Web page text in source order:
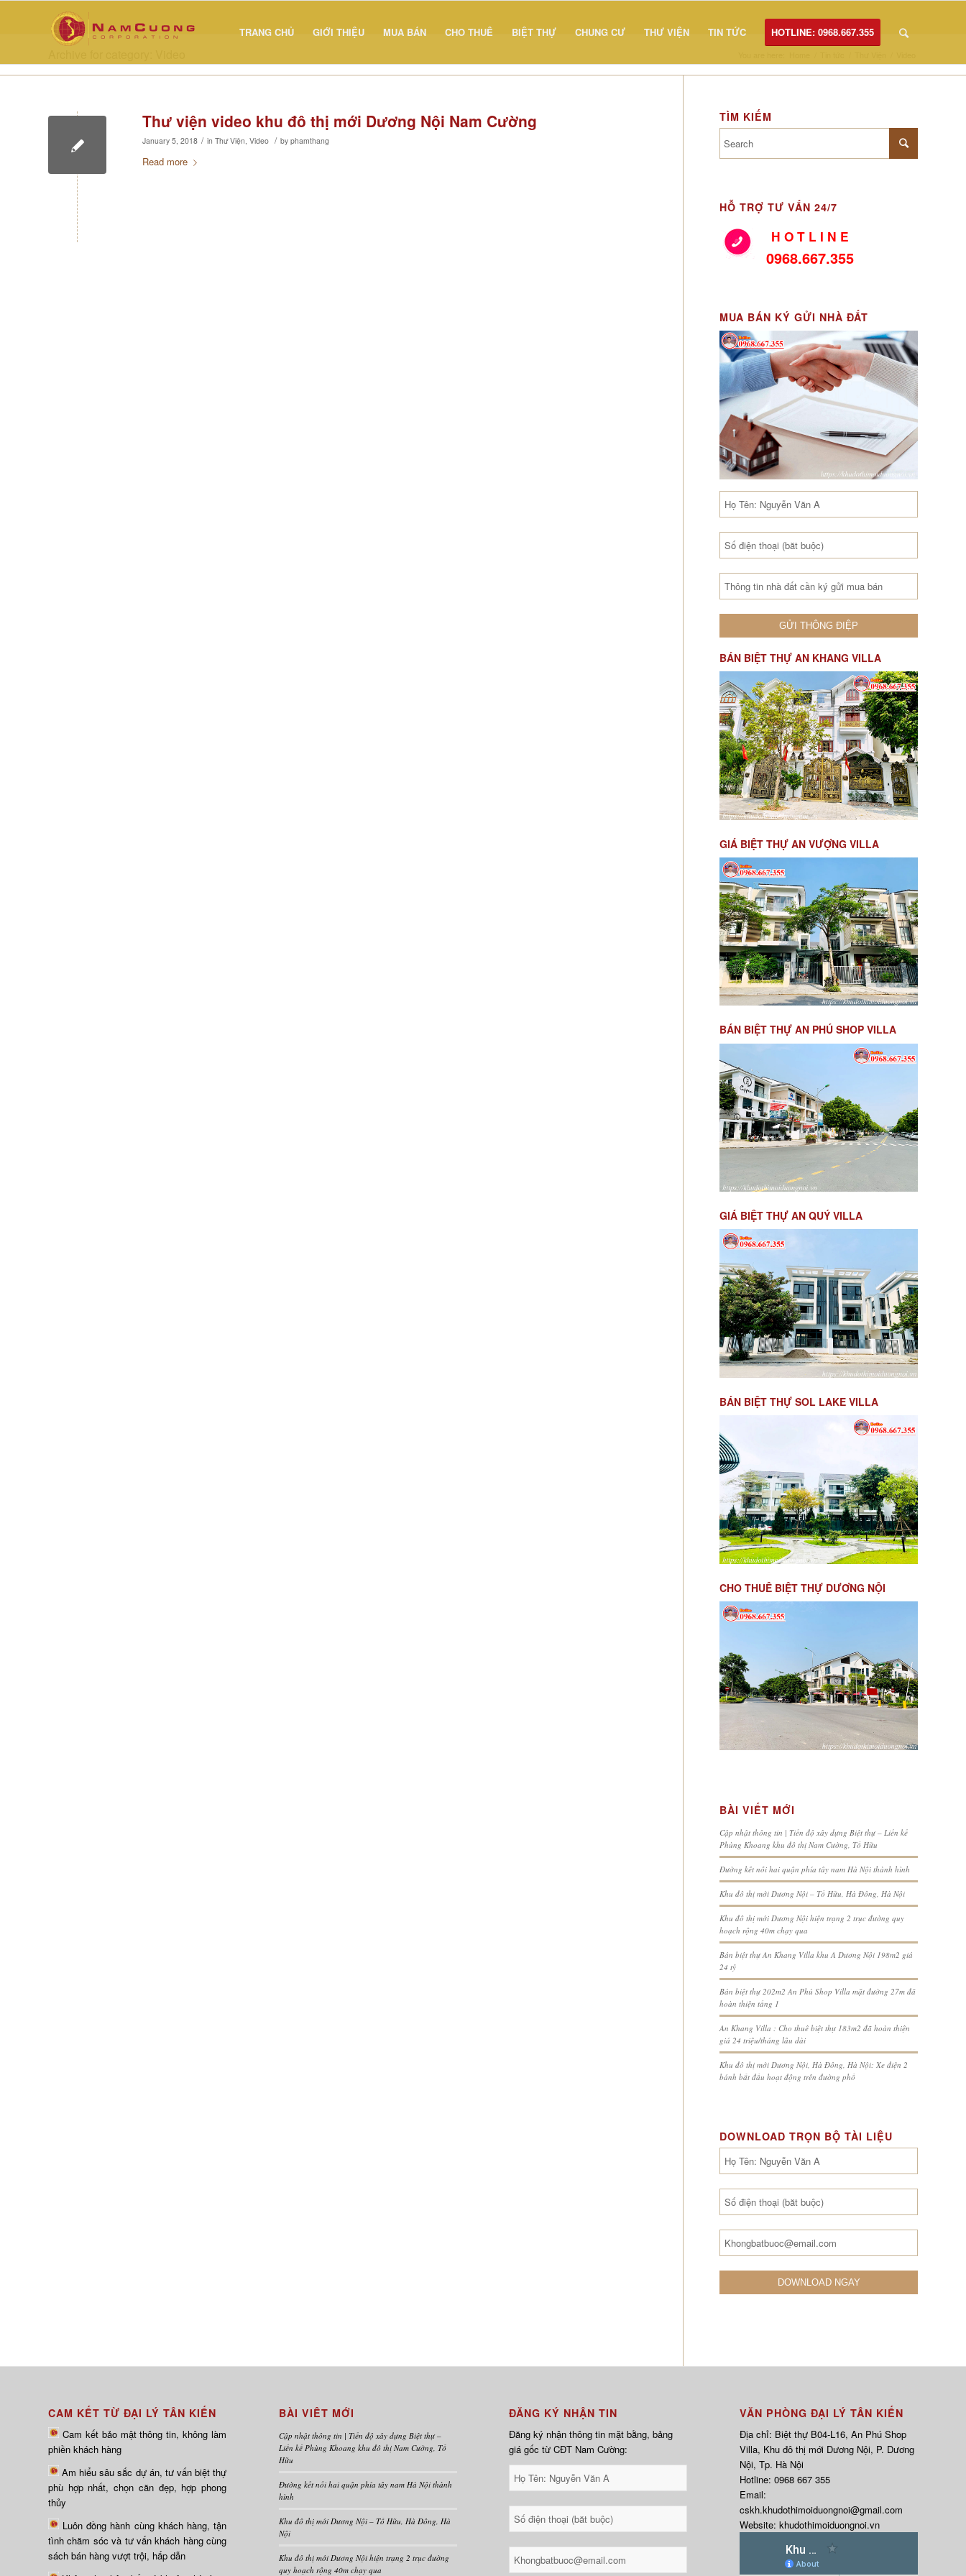
TRANG CHỦ GIỚI THIỆU MUA BÁN CHO THUÊ BIỆT THỰ CHUNG CƯ THƯ VIỆN TIN TỨC HOTLINE: 0968.667.355
Thư viện video khu đô thị mới Dương Nội Nam Cường
January 5, 2018 / in Thư Viện, Video / by phamthang
Read more
TÌM KIẾM
HỖ TRỢ TƯ VẤN 24/7
H O T L I N E
0968.667.355
MUA BÁN KÝ GỬI NHÀ ĐẤT
BÁN BIỆT THỰ AN KHANG VILLA
GIÁ BIỆT THỰ AN VƯỢNG VILLA
BÁN BIỆT THỰ AN PHÚ SHOP VILLA
GIÁ BIỆT THỰ AN QUÝ VILLA
BÁN BIỆT THỰ SOL LAKE VILLA
CHO THUÊ BIỆT THỰ DƯƠNG NỘI
BÀI VIẾT MỚI
Cập nhật thông tin | Tiến độ xây dựng Biệt thự – Liền kề
Phùng Khoang khu đô thị Nam Cường, Tố Hữu
Đường kết nối hai quận phía tây nam Hà Nội thành hình
Khu đô thị mới Dương Nội – Tố Hữu, Hà Đông, Hà Nội
Khu đô thị mới Dương Nội hiện trạng 2 trục đường quy
hoạch rộng 40m chạy qua
Bán biệt thự An Khang Villa khu A Dương Nội 198m2 giá
24 tỷ
Bán biệt thự 202m2 An Phú Shop Villa mặt đường 27m đã
hoàn thiện tầng 1
An Khang Villa : Cho thuê biệt thự 183m2 đã hoàn thiện
giá 24 triệu/tháng lâu dài
Khu đô thị mới Dương Nội, Hà Đông, Hà Nội: Xe điện 2
bánh bắt đầu hoạt động trên đường phố
DOWNLOAD TRỌN BỘ TÀI LIỆU
CAM KẾT TỪ ĐẠI LÝ TÂN KIẾN
Cam kết bảo mật thông tin, không làm
phiền khách hàng
Am hiểu sâu sắc dự án, tư vấn biệt thự
phù hợp nhất, chọn căn đẹp, hợp phong
thủy
Luôn đồng hành cùng khách hàng, tận
tình chăm sóc và tư vấn khách hàng cùng
sách bán hàng vượt trội, hấp dẫn
BÀI VIÊT MỚI
Cập nhật thông tin | Tiến độ xây dựng Biệt thự –
Liền kề Phùng Khoang khu đô thị Nam Cường, Tố
Hữu
Đường kết nối hai quận phía tây nam Hà Nội thành
hình
Khu đô thị mới Dương Nội – Tố Hữu, Hà Đông, Hà
Nội
Khu đô thị mới Dương Nội hiện trạng 2 trục đường
quy hoạch rộng 40m chạy qua
ĐĂNG KÝ NHẬN TIN
Đăng ký nhận thông tin mặt bằng, bảng
giá gốc từ CĐT Nam Cường:
VĂN PHÒNG ĐẠI LÝ TÂN KIẾN
Địa chỉ: Biệt thự B04-L16, An Phú Shop
Villa, Khu đô thị mới Dương Nội, P. Dương
Nội, Tp. Hà Nội
Hotline: 0968 667 355
Email:
cskh.khudothimoiduongnoi@gmail.com
Website: khudothimoiduongnoi.vn